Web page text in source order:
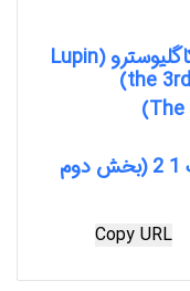
معرفی انیمه لوپن سوم: قلعه کاگلیوسترو (Lupin
the
Copy URL